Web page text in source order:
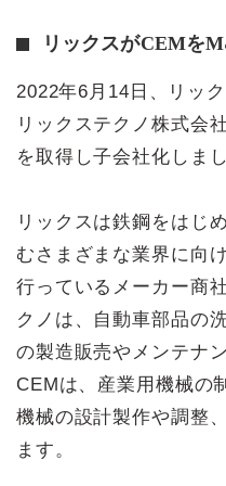
リックスがCEMを
2022年6月14日、リッ
リックステクノ株式会
を取得し子会社化しまし
リックスは鉄鋼をはじ
むさまざまな業界に向
行っているメーカー商
クノは、自動車部品の
の製造販売やメンテナ
CEMは、産業用機械の
機械の設計製作や調整
ます。